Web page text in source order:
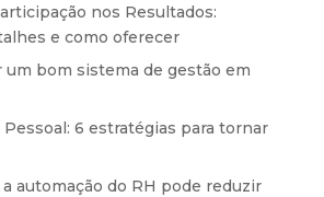
nos Resultados:
e como oferecer
um bom sistema de gestão em
6 estratégias para tornar
automação do RH pode reduzir